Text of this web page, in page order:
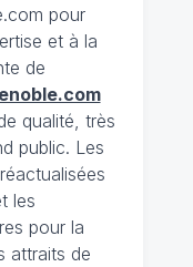
pour
et à la
de
qualité, très
public. Les
les
pour la
attraits de